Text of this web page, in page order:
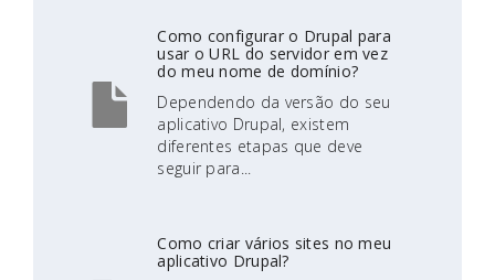
Como configurar o Drupal para
usar o URL do servidor em vez
do meu nome de domínio?
Dependendo da versão do seu
aplicativo Drupal, existem
diferentes etapas que deve
seguir para...
Como criar vários sites no meu
aplicativo Drupal?